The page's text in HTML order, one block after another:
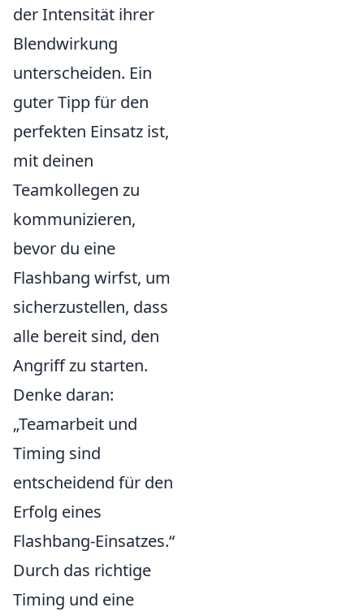
der Intensität ihrer
Blendwirkung
unterscheiden. Ein
guter Tipp für den
perfekten Einsatz ist,
mit deinen
Teamkollegen zu
kommunizieren,
bevor du eine
Flashbang wirfst, um
sicherzustellen, dass
alle bereit sind, den
Angriff zu starten.
Denke daran:
„Teamarbeit und
Timing sind
entscheidend für den
Erfolg eines
Flashbang-Einsatzes.“
Durch das richtige
Timing und eine